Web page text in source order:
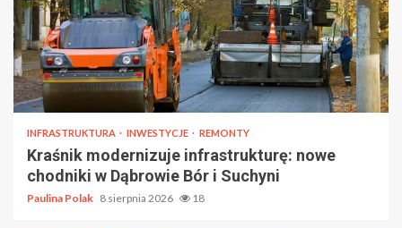
INFRASTRUKTURA INWESTYCJE REMONTY
Kraśnik modernizuje infrastrukturę: nowe
chodniki w Dąbrowie Bór i Suchyni
Paulina Polak 8 sierpnia 2026 18